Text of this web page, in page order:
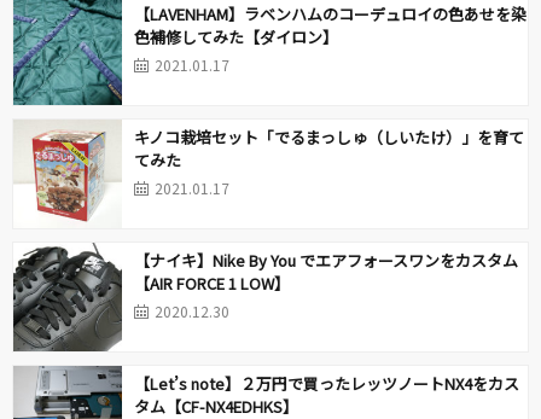
【LAVENHAM】ラベンハムのコーデュロイの色あせを染
色補修してみた【ダイロン】
2021.01.17
キノコ栽培セット「でるまっしゅ（しいたけ）」を育て
てみた
2021.01.17
【ナイキ】Nike By You でエアフォースワンをカスタム
【AIR FORCE 1 LOW】
2020.12.30
【Let’s note】２万円で買ったレッツノートNX4をカス
タム【CF-NX4EDHKS】